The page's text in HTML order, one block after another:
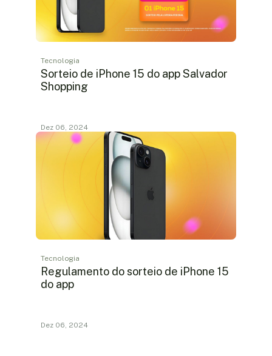
Tecnologia
Sorteio de iPhone 15 do app Salvador
Shopping
Dez 06, 2024
Tecnologia
Regulamento do sorteio de iPhone 15
do app
Dez 06, 2024